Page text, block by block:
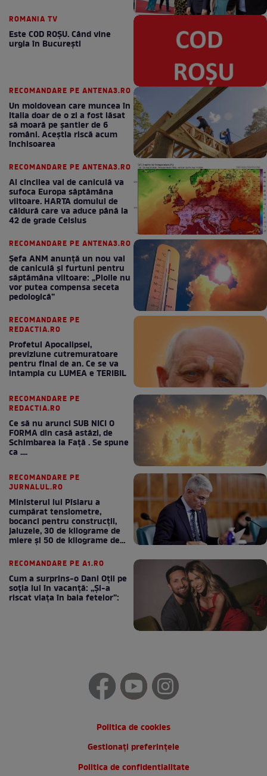
ROMANIA TV
Este COD ROŞU. Când vine
urgia în Bucureşti
RECOMANDARE PE ANTENA3.RO
Un moldovean care muncea în
Italia doar de o zi a fost lăsat
să moară pe şantier de 6
români. Aceștia riscă acum
închisoarea
RECOMANDARE PE ANTENA3.RO
Al cincilea val de caniculă va
sufoca Europa săptămâna
viitoare. HARTA domului de
căldură care va aduce până la
42 de grade Celsius
RECOMANDARE PE ANTENA3.RO
Șefa ANM anunță un nou val
de caniculă și furtuni pentru
săptămâna viitoare: „Ploile nu
vor putea compensa seceta
pedologică”
RECOMANDARE PE
REDACTIA.RO
Profetul Apocalipsei,
previziune cutremuratoare
pentru final de an. Ce se va
intampla cu LUMEA e TERIBIL
RECOMANDARE PE
REDACTIA.RO
Ce să nu arunci SUB NICI O
FORMA din casă astăzi, de
Schimbarea la Față . Se spune
ca ....
RECOMANDARE PE
JURNALUL.RO
Ministerul lui Pîslaru a
cumpărat tensiometre,
bocanci pentru construcții,
jaluzele, 30 de kilograme de
miere și 50 de kilograme de
RECOMANDARE PE A1.RO
Cum a surprins-o Dani Oțil pe
soția lui în vacanță: „Și-a
riscat viața în baia fetelor”:
Politica de cookies
Gestionați preferințele
Politica de confidentialitate